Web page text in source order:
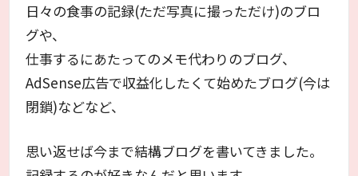
日々の食事の記録(ただ写真に撮っただけ)のブロ
グや、
仕事するにあたってのメモ代わりのブログ、
AdSense広告で収益化したくて始めたブログ(今は
閉鎖)などなど、
思い返せば今まで結構ブログを書いてきました。